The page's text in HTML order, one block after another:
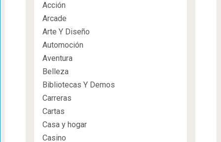
Acción
Arcade
Arte Y Diseño
Automoción
Aventura
Belleza
Bibliotecas Y Demos
Carreras
Cartas
Casa y hogar
Casino